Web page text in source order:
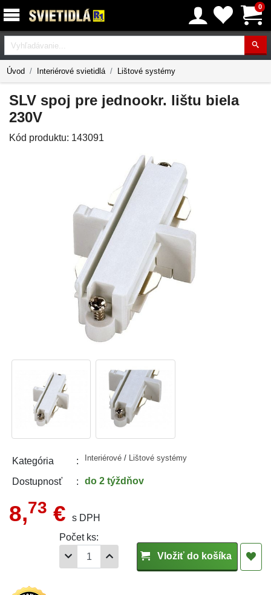
0
Vyhľadávanie
Úvod Interiérové svietidlá Lištové systémy
SLV spoj pre jednookr. lištu biela
230V
Kód produktu: 143091
Kategória Interiérové / Lištové systémy
Dostupnosť do 2 týždňov
8,73 €
s DPH
Počet ks:
Vložiť do košíka